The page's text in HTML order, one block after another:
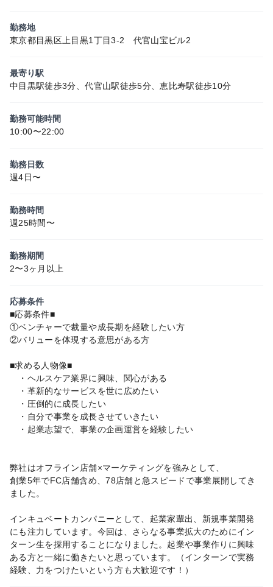
勤務地
東京都目黒区上目黒1丁目3-2 代官山宝ビル2
最寄り駅
中目黒駅徒歩3分、代官山駅徒歩5分、恵比寿駅徒歩10分
勤務可能時間
10:00〜22:00
勤務日数
週4日〜
勤務時間
週25時間〜
勤務期間
2〜3ヶ月以上
応募条件
■応募条件■
①ベンチャーで裁量や成長期を経験したい方
②バリューを体現する意思がある方
■求める人物像■
・ヘルスケア業界に興味、関心がある
・革新的なサービスを世に広めたい
・圧倒的に成長したい
・自分で事業を成長させていきたい
・起業志望で、事業の企画運営を経験したい
弊社はオフライン店舗×マーケティングを強みとして、
創業5年でFC店舗含め、78店舗と急スピードで事業展開してき
ました。
インキュベートカンパニーとして、起業家輩出、新規事業開発
にも注力しています。今回は、さらなる事業拡大のためにイン
ターン生を採用することになりました。起業や事業作りに興味
ある方と一緒に働きたいと思っています。（インターンで実務
経験、力をつけたいという方も大歓迎です！）